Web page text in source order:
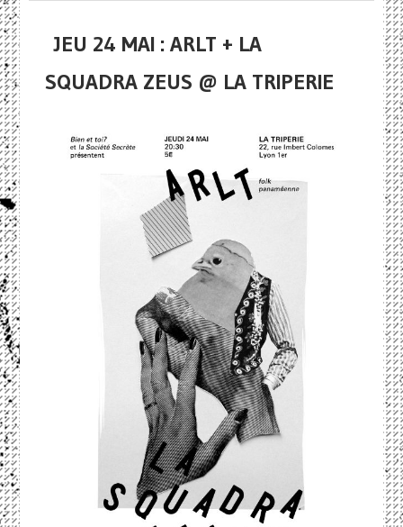
JEU 24 MAI : ARLT + LA
SQUADRA ZEUS @ LA TRIPERIE